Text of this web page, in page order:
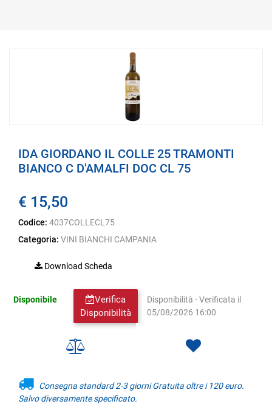
IDA GIORDANO IL COLLE 25 TRAMONTI
BIANCO C D'AMALFI DOC CL 75
€ 15,50
Codice: 4037COLLECL75
Categoria: VINI BIANCHI CAMPANIA
Download Scheda
Verifica
Disponibilità
Disponibile
Disponibilità - Verificata il
05/08/2026 16:00
Consegna standard 2-3 giorni Gratuita oltre i 120 euro.
Salvo diversamente specificato.